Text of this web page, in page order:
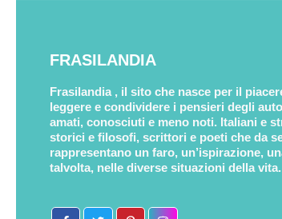
FRASILANDIA
Frasilandia , il sito che nasce per il
leggere e condividere i pensieri degli
amati, conosciuti e meno noti. Italiani e
storici e filosofi, scrittori e poeti che da
rappresentano un faro, un’ispirazione,
talvolta, nelle diverse situazioni della vita.